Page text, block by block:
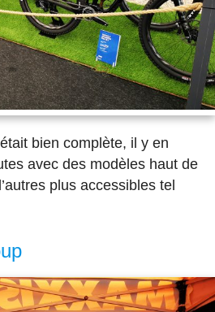
bien complète, il y en
avec des modèles haut de
plus accessibles tel